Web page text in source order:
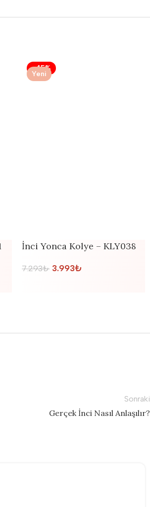
-45%
Yeni
İnci Yonca Kolye – KLY038
7.293₺ 3.993₺
Sonraki
Gerçek İnci Nasıl Anlaşılır?